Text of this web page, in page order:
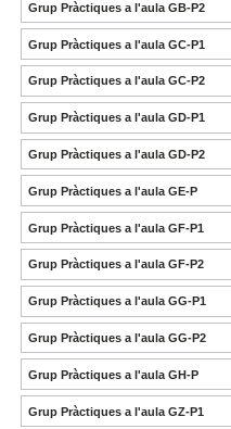
Grup Pràctiques a l'aula GB-P2
Grup Pràctiques a l'aula GC-P1
Grup Pràctiques a l'aula GC-P2
Grup Pràctiques a l'aula GD-P1
Grup Pràctiques a l'aula GD-P2
Grup Pràctiques a l'aula GE-P
Grup Pràctiques a l'aula GF-P1
Grup Pràctiques a l'aula GF-P2
Grup Pràctiques a l'aula GG-P1
Grup Pràctiques a l'aula GG-P2
Grup Pràctiques a l'aula GH-P
Grup Pràctiques a l'aula GZ-P1